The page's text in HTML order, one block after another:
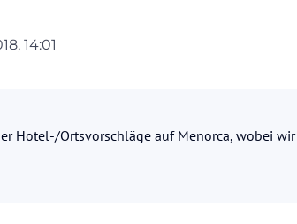
Sommerurlaub im Grupotel Playa Club in Son
Gibt es dort eine Promenade die zum bummeln
14:01
Hotel-/Ortsvorschläge auf Menorca, wobei